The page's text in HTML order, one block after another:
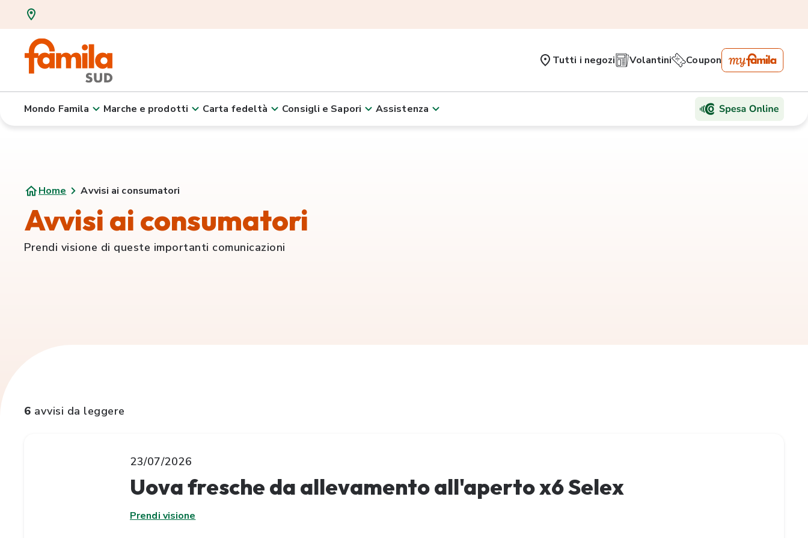
Tutti i negozi Volantini Coupon
Mondo Famila Marche e prodotti Carta fedeltà Consigli e Sapori Assistenza
Home Avvisi ai consumatori
Avvisi ai consumatori
Prendi visione di queste importanti comunicazioni
6 avvisi da leggere
23/07/2026
Uova fresche da allevamento all'aperto x6 Selex
Prendi visione